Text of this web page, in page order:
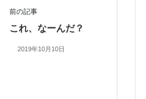
前の記事
これ、なーんだ？
2019年10月10日